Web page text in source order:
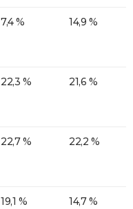
7,4 % 14,9 %
22,3 % 21,6 %
22,7 % 22,2 %
19,1 % 14,7 %